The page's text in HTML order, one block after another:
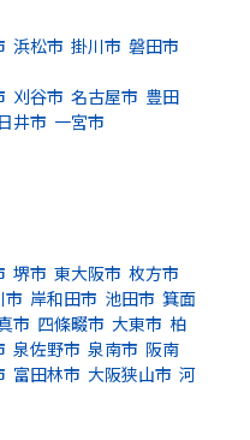
浜松市 掛川市 磐田市
刈谷市 名古屋市 豊田
井市 一宮市
堺市 東大阪市 枚方市
市 岸和田市 池田市 箕面
市 四條畷市 大東市 柏
泉佐野市 泉南市 阪南
富田林市 大阪狭山市 河